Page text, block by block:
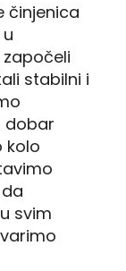
činjenica
stabilni i
dobar
kolo
svim